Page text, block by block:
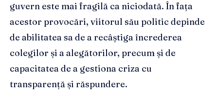
guvern este mai fragilă ca niciodată. În fața
acestor provocări, viitorul său politic depinde
de abilitatea sa de a recâștiga încrederea
colegilor și a alegătorilor, precum și de
capacitatea de a gestiona criza cu
transparență și răspundere.